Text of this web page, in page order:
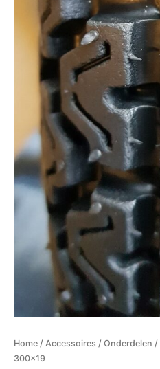
Home / Accessoires / Onderdelen /
300×19